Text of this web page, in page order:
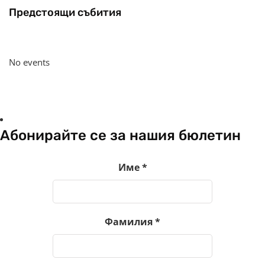
Предстоящи събития
No events
Абонирайте се за нашия бюлетин
Име*
Фамилия*